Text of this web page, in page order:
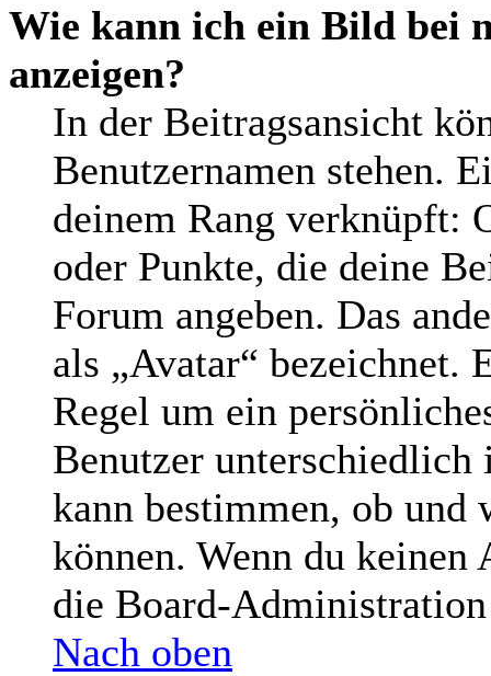
Wie kann ich ein Bild bei
anzeigen?
In der Beitragsansicht
Benutzernamen stehen.
deinem Rang verknüpft:
oder Punkte, die deine
Forum angeben. Das
als „Avatar“ bezeichnet.
Regel um ein
Benutzer
kann bestimmen, ob und
können. Wenn du keinen
die Board-
Nach oben